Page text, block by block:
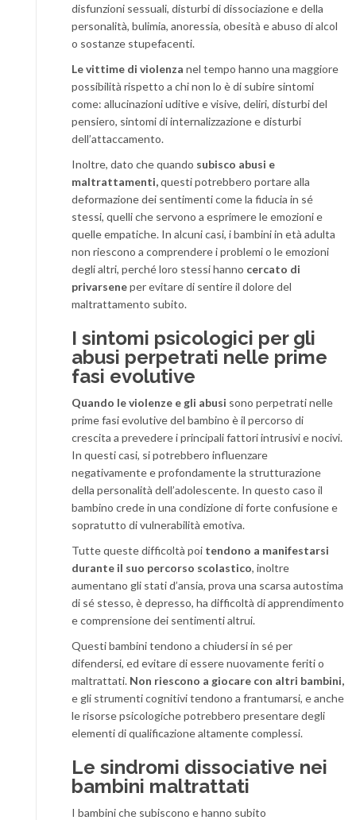
disfunzioni sessuali, disturbi di dissociazione e della
personalità, bulimia, anoressia, obesità e abuso di alcol
o sostanze stupefacenti.
Le vittime di violenza nel tempo hanno una maggiore
possibilità rispetto a chi non lo è di subire sintomi
come: allucinazioni uditive e visive, deliri, disturbi del
pensiero, sintomi di internalizzazione e disturbi
dell’attaccamento.
Inoltre, dato che quando subisco abusi e
maltrattamenti,questi potrebbero portare alla
deformazione dei sentimenti come la fiducia in sé
stessi, quelli che servono a esprimere le emozioni e
quelle empatiche. In alcuni casi, i bambini in età adulta
non riescono a comprendere i problemi o le emozioni
degli altri, perché loro stessi hanno cercato di
privarseneper evitare di sentire il dolore del
maltrattamento subito.
I sintomi psicologici per gli
abusi perpetrati nelle prime
fasi evolutive
Quando le violenze e gli abusi sono perpetrati nelle
prime fasi evolutive del bambino è il percorso di
crescita a prevedere i principali fattori intrusivi e nocivi.
In questi casi, si potrebbero influenzare
negativamente e profondamente la strutturazione
della personalità dell’adolescente. In questo caso il
bambino crede in una condizione di forte confusione e
sopratutto di vulnerabilità emotiva.
Tutte queste difficoltà poi tendono a manifestarsi
durante il suo percorso scolastico, inoltre
aumentano gli stati d’ansia, prova una scarsa autostima
di sé stesso, è depresso, ha difficoltà di apprendimento
e comprensione dei sentimenti altrui.
Questi bambini tendono a chiudersi in sé per
difendersi, ed evitare di essere nuovamente feriti o
maltrattati. Non riescono a giocare con altri bambini,
e gli strumenti cognitivi tendono a frantumarsi, e anche
le risorse psicologiche potrebbero presentare degli
elementi di qualificazione altamente complessi.
Le sindromi dissociative nei
bambini maltrattati
I bambini che subiscono e hanno subito